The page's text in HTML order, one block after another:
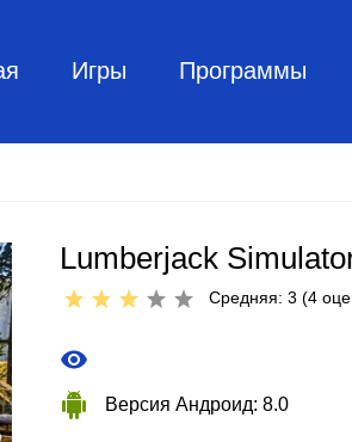
Игры Программы
Lumberjack
Средняя: 3 (4
Версия Андроид: 8.0